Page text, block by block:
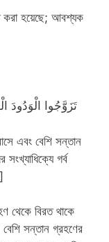
করা হয়েছে; আবশ্যক
تَزَوَّجُوا الْوَدُودَ
এবং বেশি সন্তান
গর্ব
থেকে বিরত থাকে
সন্তান গ্রহণের